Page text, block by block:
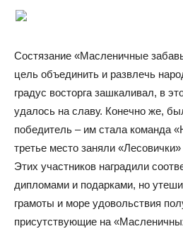
Состязание «Масленичные
цель объединить и развлечь
градус восторга зашкаливал, в
удалось на славу. Конечно же,
победитель – им стала команда
третье место заняли
Этих участников наградили
дипломами и подарками, но
грамоты и море удовольствия
присутствующие на